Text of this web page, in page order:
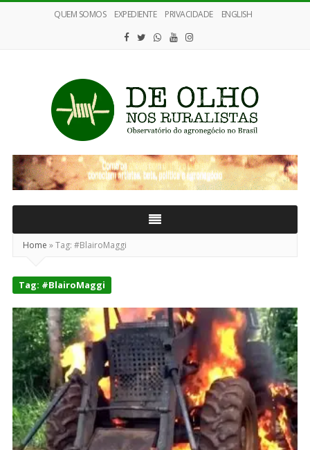
QUEM SOMOS EXPEDIENTE PRIVACIDADE ENGLISH
De
Olho
nos
Home »Tag: #BlairoMaggi
Tag: #BlairoMaggi